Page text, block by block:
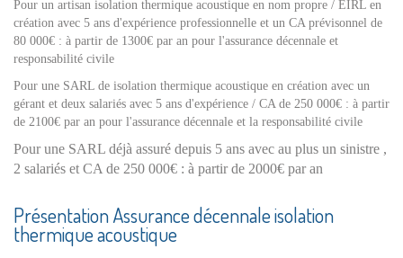
Pour un artisan isolation thermique acoustique en nom propre / EIRL en
création avec 5 ans d'expérience professionnelle et un CA prévisonnel de
80 000€ : à partir de 1300€ par an pour l'assurance décennale et
responsabilité civile
Pour une SARL de isolation thermique acoustique en création avec un
gérant et deux salariés avec 5 ans d'expérience / CA de 250 000€ : à partir
de 2100€ par an pour l'assurance décennale et la responsabilité civile
Pour une SARL déjà assuré depuis 5 ans avec au plus un sinistre ,
2 salariés et CA de 250 000€ : à partir de 2000€ par an
Présentation Assurance décennale isolation
thermique acoustique